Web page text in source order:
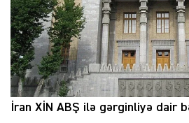
İran XİN ABŞ ilə gərginliyə dair